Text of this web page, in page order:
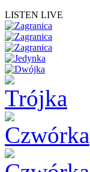
LISTEN LIVE